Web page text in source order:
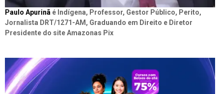
Paulo Apurinã é Indígena, Professor, Gestor Público, Perito,
Jornalista DRT/1271-AM, Graduando em Direito e Diretor
Presidente do site Amazonas Pix